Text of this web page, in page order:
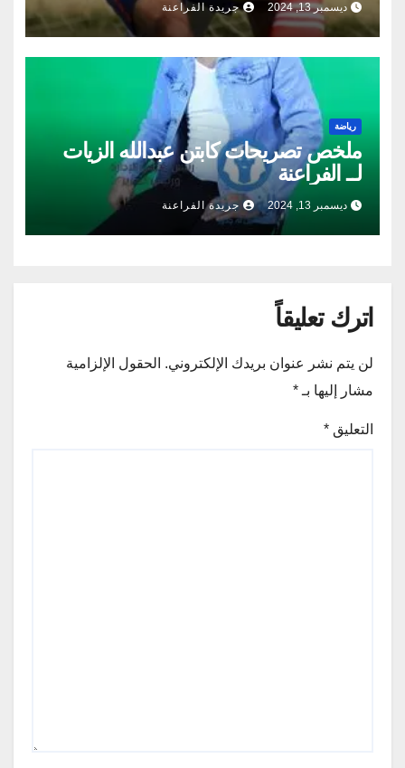
ديسمبر 13, 2024 جريدة الفراعنة
رياضة
ملخص تصريحات كابتن عبدالله الزيات
لــ الفراعنة
ديسمبر 13, 2024 جريدة الفراعنة
اترك تعليقاً
لن يتم نشر عنوان بريدك الإلكتروني. الحقول الإلزامية
مشار إليها بـ *
التعليق *